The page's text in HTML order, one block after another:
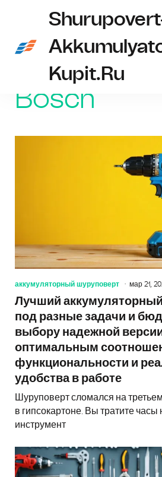
Kupit.ru
Bosch
Bosch
аккумуляторный шуруповерт мар 21,
Лучший
под разные задачи и
выбору надежной
оптимальным
функциональности и
удобства в работе
Шуруповерт сломался на
в гипсокартоне. Вы тратите часы
инструмент